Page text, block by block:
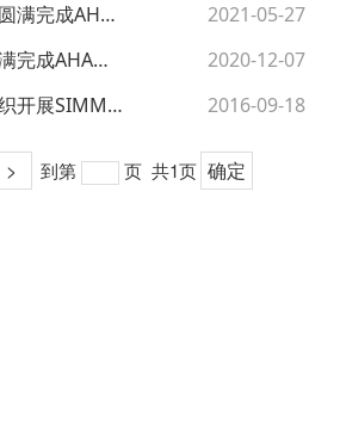
护理学院老师圆满完成AHA（美国心脏协会）导师认证
2021-05-27
护理系老师圆满完成AHA（美国心脏协会）课程培训
2020-12-07
护理教研室组织开展SIMMAN 3G高仿真模拟人使用培训
2016-09-18
> 到第 页 共1页 确定